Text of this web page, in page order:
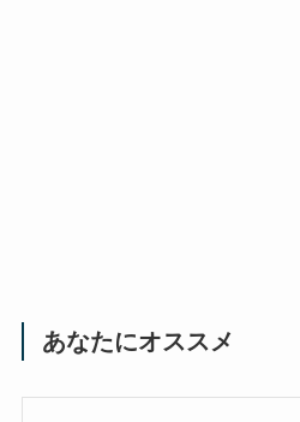
あなたにオススメ